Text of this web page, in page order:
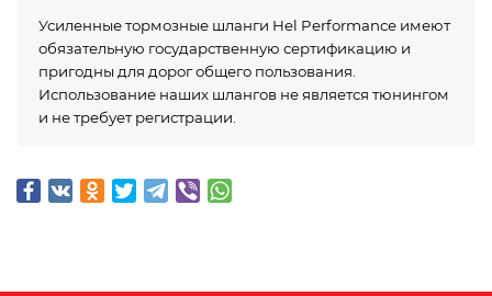
Усиленные тормозные шланги Hel Performance имеют
обязательную государственную сертификацию и
пригодны для дорог общего пользования.
Использование наших шлангов не является тюнингом
и не требует регистрации.